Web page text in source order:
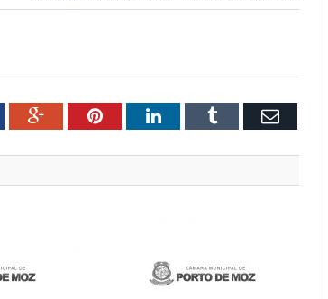
Google+PinterestLinkedInTumblr Email